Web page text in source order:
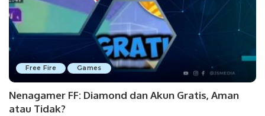
Free Fire Games
Nenagamer FF: Diamond dan Akun Gratis, Aman
atau Tidak?